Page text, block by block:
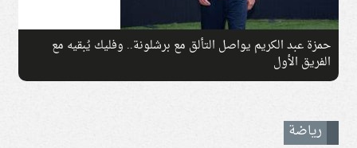
حمزة عبد الكريم يواصل التألق مع برشلونة.. وفليك يُبقيه مع
الفريق الأول
رياضة